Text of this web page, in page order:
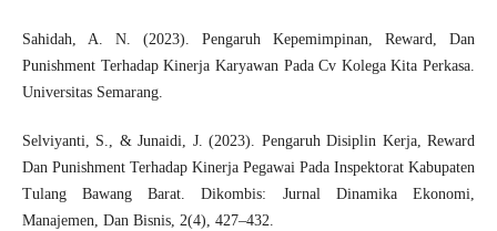
Sahidah, A. N. (2023). Pengaruh Kepemimpinan, Reward, Dan
Punishment Terhadap Kinerja Karyawan Pada Cv Kolega Kita Perkasa.
Universitas Semarang.
Selviyanti, S., & Junaidi, J. (2023). Pengaruh Disiplin Kerja, Reward
Dan Punishment Terhadap Kinerja Pegawai Pada Inspektorat Kabupaten
Tulang Bawang Barat. Dikombis: Jurnal Dinamika Ekonomi,
Manajemen, Dan Bisnis, 2(4), 427–432.